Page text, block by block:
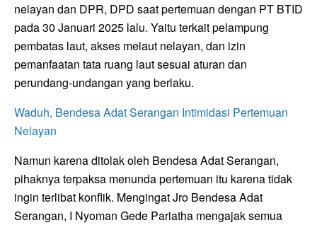
nelayan dan DPR, DPD saat pertemuan dengan PT BTID
pada 30 Januari 2025 lalu. Yaitu terkait pelampung
pembatas laut, akses melaut nelayan, dan izin
pemanfaatan tata ruang laut sesuai aturan dan
perundang-undangan yang berlaku.
Waduh, Bendesa Adat Serangan Intimidasi Pertemuan
Nelayan
Namun karena ditolak oleh Bendesa Adat Serangan,
pihaknya terpaksa menunda pertemuan itu karena tidak
ingin terlibat konflik. Mengingat Jro Bendesa Adat
Serangan, I Nyoman Gede Pariatha mengajak semua